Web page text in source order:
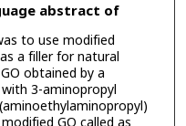
abstract of
to use modified
a filler for natural
obtained by a
3-aminopropyl